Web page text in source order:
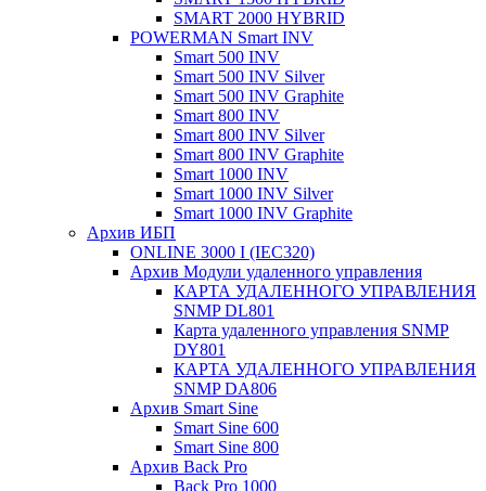
SMART 2000 HYBRID
POWERMAN Smart INV
Smart 500 INV
Smart 500 INV Silver
Smart 500 INV Graphite
Smart 800 INV
Smart 800 INV Silver
Smart 800 INV Graphite
Smart 1000 INV
Smart 1000 INV Silver
Smart 1000 INV Graphite
Архив ИБП
ONLINE 3000 I (IEC320)
Архив Модули удаленного управления
КАРТА УДАЛЕННОГО УПРАВЛЕНИЯ
SNMP DL801
Карта удаленного управления SNMP
DY801
КАРТА УДАЛЕННОГО УПРАВЛЕНИЯ
SNMP DА806
Архив Smart Sine
Smart Sine 600
Smart Sine 800
Архив Back Pro
Back Pro 1000